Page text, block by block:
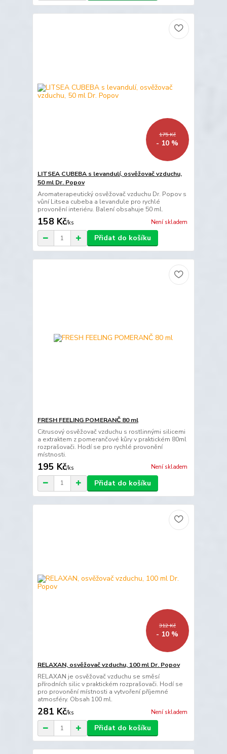
175 Kč
- 10 %
LITSEA CUBEBA s levandulí, osvěžovač vzduchu,
50 ml Dr. Popov
Aromaterapeutický osvěžovač vzduchu Dr. Popov s
vůní Litsea cubeba a levandule pro rychlé
provonění interiéru. Balení obsahuje 50 ml.
158 Kč/ks Není skladem
Přidat do košíku
FRESH FEELING POMERANČ 80 ml
Citrusový osvěžovač vzduchu s rostlinnými silicemi
a extraktem z pomerančové kůry v praktickém 80ml
rozprašovači. Hodí se pro rychlé provonění
místnosti.
195 Kč/ks Není skladem
Přidat do košíku
312 Kč
- 10 %
RELAXAN, osvěžovač vzduchu, 100 ml Dr. Popov
RELAXAN je osvěžovač vzduchu se směsí
přírodních silic v praktickém rozprašovači. Hodí se
pro provonění místnosti a vytvoření příjemné
atmosféry. Obsah 100 ml.
281 Kč/ks Není skladem
Přidat do košíku